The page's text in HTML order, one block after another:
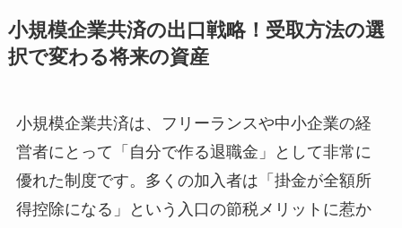
小規模企業共済の出口戦略！受取方法の選
択で変わる将来の資産
小規模企業共済は、フリーランスや中小企業の経
営者にとって「自分で作る退職金」として非常に
優れた制度です。多くの加入者は「掛金が全額所
得控除になる」という入口の節税メリットに惹か